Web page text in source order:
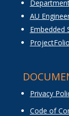
AU
Embedded
ProjectFolio
Privacy
Code of